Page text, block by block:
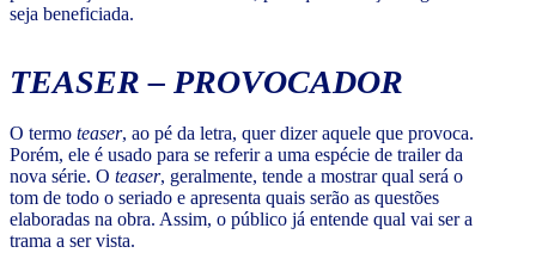
seja beneficiada.
TEASER – PROVOCADOR
O termo teaser, ao pé da letra, quer dizer aquele que provoca.
Porém, ele é usado para se referir a uma espécie de trailer da
nova série. O teaser, geralmente, tende a mostrar qual será o
tom de todo o seriado e apresenta quais serão as questões
elaboradas na obra. Assim, o público já entende qual vai ser a
trama a ser vista.